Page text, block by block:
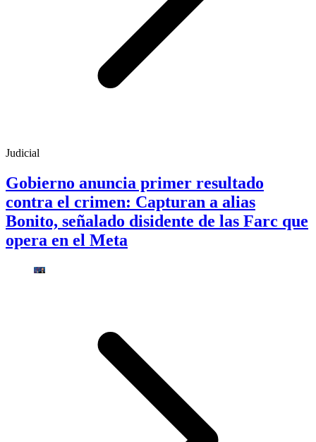
Judicial
Gobierno anuncia primer resultado
contra el crimen: Capturan a alias
Bonito, señalado disidente de las Farc que
opera en el Meta